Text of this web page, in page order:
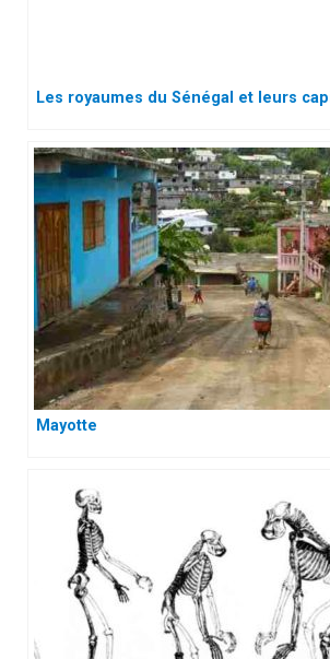
Les royaumes du Sénégal et leurs
Mayotte